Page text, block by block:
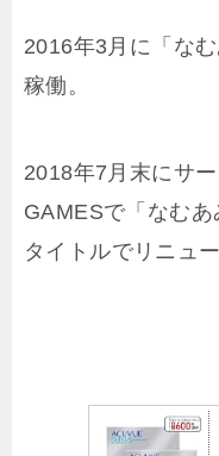
2016年3月に「な
稼働。
2018年7月末にサ
GAMESで「なむ
タイトルでリニュ